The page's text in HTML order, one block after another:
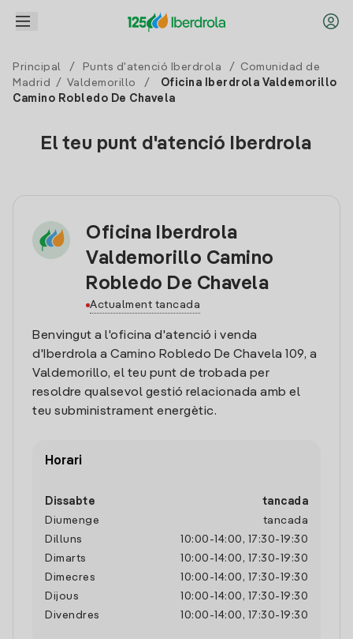
Principal / Punts d'atenció Iberdrola /
Comunidad de
Madrid
/ Valdemorillo /
Oficina Iberdrola Valdemorillo
Camino Robledo De Chavela
El teu punt d'atenció Iberdrola
Oficina Iberdrola
Valdemorillo Camino
Robledo De Chavela
Actualment tancada
Benvingut a l'oficina d'atenció i venda
d'Iberdrola a Camino Robledo De Chavela 109, a
Valdemorillo, el teu punt de trobada per
resoldre qualsevol gestió relacionada amb el
teu subministrament energètic.
Horari
Dissabte
tancada
Diumenge
tancada
Dilluns
10:00 - 14:00 , 17:30- 19:30
Dimarts
10:00 - 14:00 , 17:30- 19:30
Dimecres
10:00 - 14:00 , 17:30- 19:30
Dijous
10:00 - 14:00 , 17:30- 19:30
Divendres
10:00 - 14:00 , 17:30- 19:30